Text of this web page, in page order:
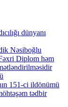
dünyanı
Nəsiboğlu
Diplom həm
151-ci ildönümü
tədbir